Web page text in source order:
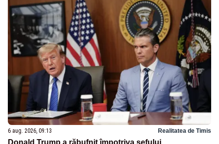
6 aug. 2026, 09:13 Realitatea de Timis
Donald Trump a răbufnit împotriva șefului